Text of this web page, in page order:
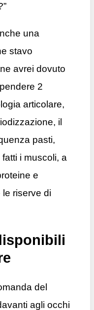
una
stavo
avrei dovuto
2
articolare,
il
pasti,
i muscoli, a
e
riserve di
del
agli occhi